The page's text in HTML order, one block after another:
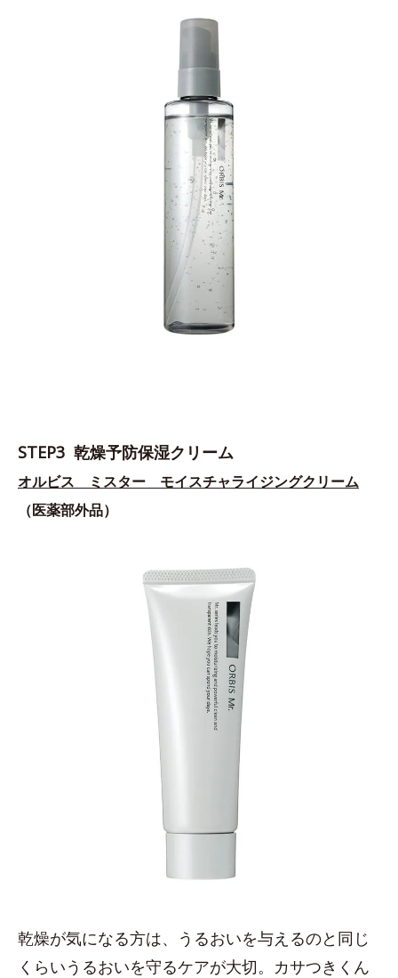
STEP3 乾燥予防保湿クリーム
オルビス ミスター モイスチャライジングクリーム
（医薬部外品）
乾燥が気になる方は、うるおいを与えるのと同じ
くらいうるおいを守るケアが大切。カサつきくん